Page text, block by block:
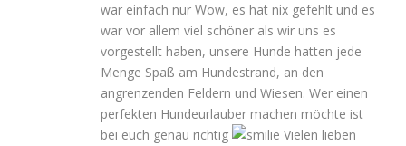
war einfach nur Wow, es hat nix gefehlt und es
war vor allem viel schöner als wir uns es
vorgestellt haben, unsere Hunde hatten jede
Menge Spaß am Hundestrand, an den
angrenzenden Feldern und Wiesen. Wer einen
perfekten Hundeurlauber machen möchte ist
bei euch genau richtig
Vielen lieben